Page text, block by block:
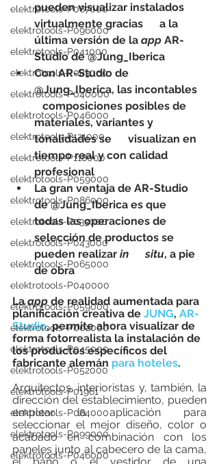
elektrotools-P087000
elektrotools-P096000
elektrotools-P041000
elektrotools-P083000
elektrotools-P040000
elektrotools-P046000
elektrotools-P121000
elektrotools-P118000
elektrotools-P059000
elektrotools-P086000
elektrotools-P033000
elektrotools-P043000
elektrotools-P065000
elektrotools-P040000
elektrotools-P059000
elektrotools-P002000
elektrotools-P045000
elektrotools-P052000
elektrotools-P01961
elektrotools-P064000
elektrotools-P099000
elektrotools-P046000
pueden visualizar instalados
virtualmente gracias      a la
última versión de la app AR-
Studio de @Jung_Iberica
Con AR-Studio de
@Jung_Iberica, las incontables
   composiciones posibles de
materiales, variantes y
tonalidades se      visualizan en
tiempo real y con calidad
profesional
La gran ventaja de AR-Studio
de @Jung_Iberica es que
todas las operaciones de
selección de productos se
pueden realizar in      situ, a pie
de obra
La app de realidad aumentada para
planificación creativa de JUNG, AR-
Studio, permite ahora visualizar de
forma fotorrealista la instalación de
los productos específicos del
fabricante alemán para hoteles.
Arquitectos, interioristas y, también, la
dirección del establecimiento, pueden
emplear la aplicación para
seleccionar el mejor diseño, color o
acabado en combinación con los
paneles junto al cabecero de la cama,